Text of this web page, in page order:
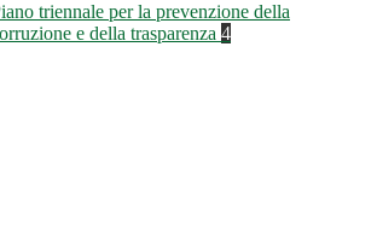
triennale per la prevenzione della
e della trasparenza 4